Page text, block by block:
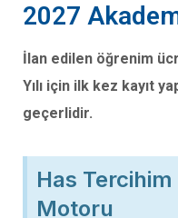
2027
İlan edilen öğrenim
Yılı için ilk kez kayıt
geçerlidir.
Has
Motoru